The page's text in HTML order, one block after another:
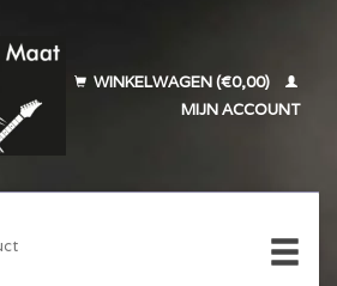
WINKELWAGEN (€0,00)
MIJN ACCOUNT